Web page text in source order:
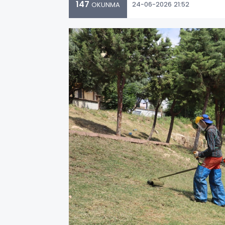
147 OKUNMA 24-06-2026 21:52